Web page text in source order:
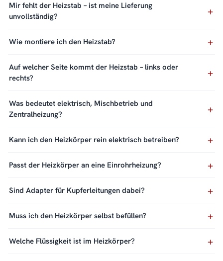
Mir fehlt der Heizstab – ist meine Lieferung
unvollständig?
Wie montiere ich den Heizstab?
Auf welcher Seite kommt der Heizstab – links oder
rechts?
Was bedeutet elektrisch, Mischbetrieb und
Zentralheizung?
Kann ich den Heizkörper rein elektrisch betreiben?
Passt der Heizkörper an eine Einrohrheizung?
Sind Adapter für Kupferleitungen dabei?
Muss ich den Heizkörper selbst befüllen?
Welche Flüssigkeit ist im Heizkörper?